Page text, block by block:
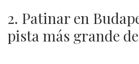
2. Patinar en
pista más grande